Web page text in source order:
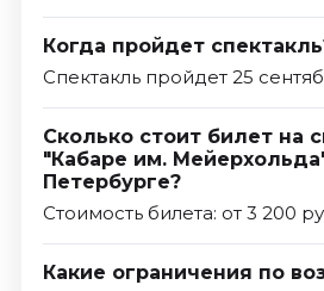
Когда пройдет
Спектакль пройдет 25
Сколько стоит билет на
"Кабаре им.
Петербурге?
Стоимость билета: от 3 200
Какие ограничения по